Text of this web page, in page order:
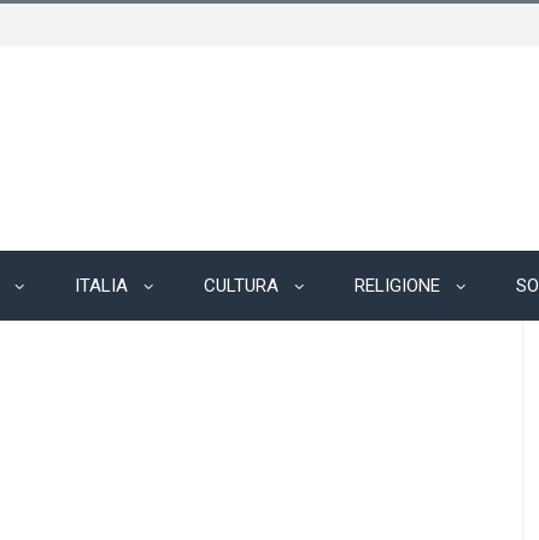
ITALIA CULTURA RELIGIONE